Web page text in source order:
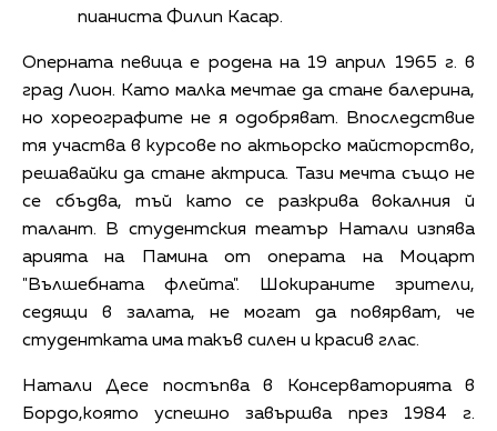
пианиста Филип Касар.
Оперната певица е родена на 19 април 1965 г. в
град Лион. Като малка мечтае да стане балерина,
но хореографите не я одобряват. Впоследствие
тя участва в курсове по актьорско майсторство,
решавайки да стане актриса. Тази мечта също не
се сбъдва, тъй като се разкрива вокалния й
талант. В студентския театър Натали изпява
арията на Памина от операта на Моцарт
"Вълшебната флейта". Шокираните зрители,
седящи в залата, не могат да повярват, че
студентката има такъв силен и красив глас.
Натали Десе постъпва в Консерваторията в
Бордо,която успешно завършва през 1984 г.